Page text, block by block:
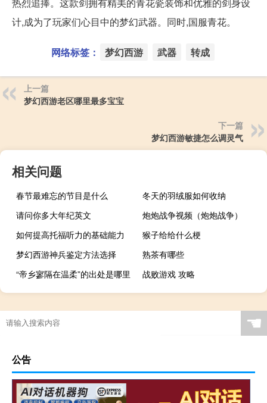
热烈追捧。这款剑拥有精美的青花瓷装饰和优雅的剑身设
计,成为了玩家们心目中的梦幻武器。同时,国服青花。
网络标签： 梦幻西游 武器 转成
上一篇
梦幻西游老区哪里最多宝宝
下一篇
梦幻西游敏捷怎么调灵气
相关问题
春节最难忘的节目是什么
冬天的羽绒服如何收纳
请问你多大年纪英文
炮炮战争视频（炮炮战争）
如何提高托福听力的基础能力
猴子给给什么梗
梦幻西游神兵鉴定方法选择
熟茶有哪些
“帝乡寥隔在温柔”的出处是哪里
战败游戏 攻略
☚
公告